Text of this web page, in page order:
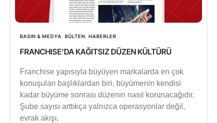
BASIN & MEDYA BÜLTEN HABERLER
FRANCHISE’DA KAĞITSIZ DÜZEN KÜLTÜRÜ
Franchise yapısıyla büyüyen markalarda en çok
konuşulan başlıklardan biri, büyümenin kendisi
kadar büyüme sonrası düzenin nasıl korunacağıdır.
Şube sayısı arttıkça yalnızca operasyonlar değil,
evrak akışı,